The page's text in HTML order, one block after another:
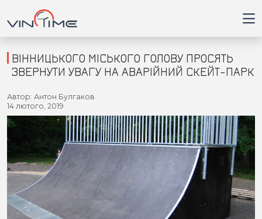
Головна
Війна
Новини
Кримінал
Здоров'я
ВІННИЦЬКОГО МІСЬКОГО ГОЛОВУ ПРОСЯТЬ
ЗВЕРНУТИ УВАГУ НА АВАРІЙНИЙ СКЕЙТ-ПАРК
Автор: Антон Булгаков
14 лютого, 2019